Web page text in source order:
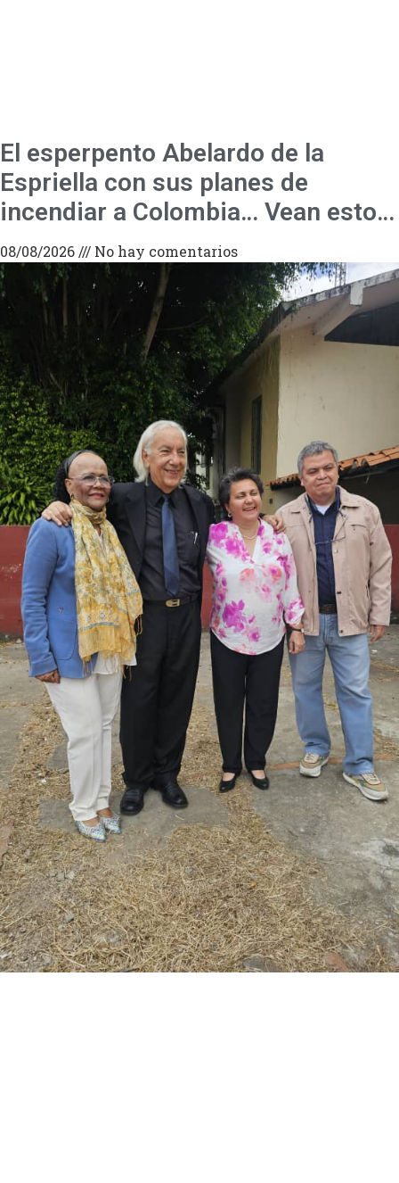
El esperpento Abelardo de la
Espriella con sus planes de
incendiar a Colombia… Vean esto…
08/08/2026 No hay comentarios